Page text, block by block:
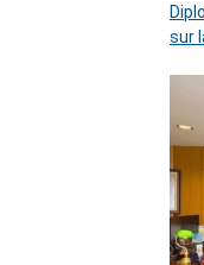
sur